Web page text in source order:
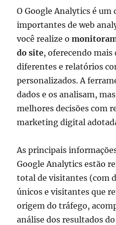
O Google Analytics é
importantes de web
você realize o
do site, oferecendo
diferentes e relatórios
personalizados. A
dados e os analisam,
melhores decisões com
marketing digital
As principais
Google Analytics estão
total de visitantes (com
únicos e visitantes que
origem do tráfego,
análise dos resultados